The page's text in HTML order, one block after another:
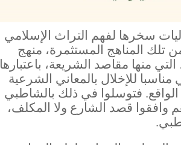
سخرها لفهم التراث الإسلامي
تلك المناهج المستثمرة، منهج
منها مقاصد الشريعة، باعتبارها
للإخلال بالمعاني الشرعية
فتوسلوا في ذلك بالشاطبي
وافقوا قصد الشارع ولا المكلف،